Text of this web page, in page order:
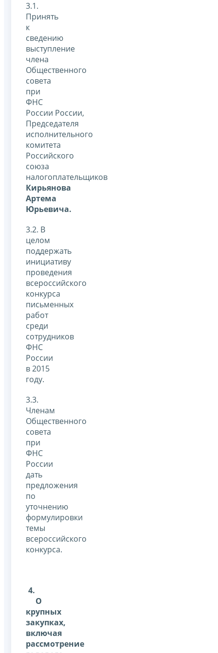
3.1.
Принять
к
сведению
выступление
члена
Общественного
совета
при
ФНС
России России,
Председателя
исполнительного
комитета
Российского
союза
налогоплательщиков
Кирьянова
Артема
Юрьевича.
3.2. В
целом
поддержать
инициативу
проведения
всероссийского
конкурса
письменных
работ
среди
сотрудников
ФНС
России
в 2015
году.
3.3.
Членам
Общественного
совета
при
ФНС
России
дать
предложения
по
уточнению
формулировки
темы
всероссийского
конкурса.
4.
О
крупных
закупках,
включая
рассмотрение